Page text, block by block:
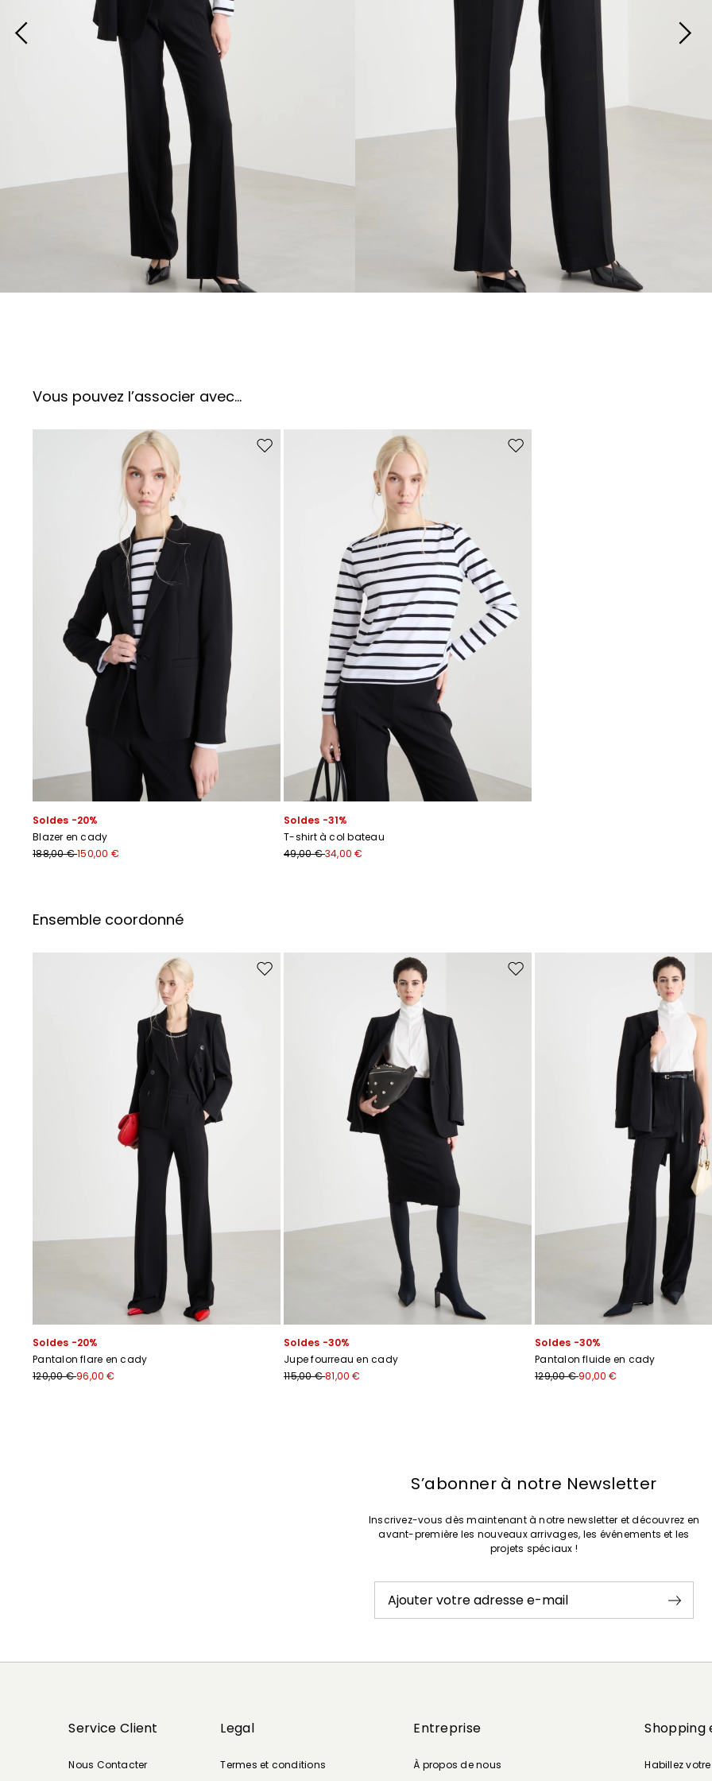
Vous pouvez l’associer avec…
Ajouter vers la liste de souhaits
Soldes -20%
Blazer en cady
188,00 €150,00 €
Ajouter vers la liste de souhaits
Soldes -31%
T-shirt à col bateau
49,00 €34,00 €
Ensemble coordonné
Ajouter vers la liste de souhaits
Soldes -20%
Pantalon flare en cady
120,00 €96,00 €
Ajouter vers la liste de souhaits
Soldes -30%
Jupe fourreau en cady
115,00 €81,00 €
Soldes -30%
Pantalon fluide en cady
129,00 €90,00 €
S’abonner à notre Newsletter
Inscrivez-vous dès maintenant à notre newsletter et découvrez en
avant-première les nouveaux arrivages, les événements et les
projets spéciaux !
Ajouter votre adresse e-mail
Service Client
Nous Contacter
Legal
Termes et conditions
Entreprise
À propos de nous
Shopping
Habillez